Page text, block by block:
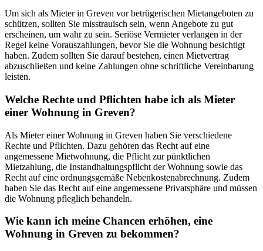
Um sich als Mieter in Greven vor betrügerischen Mietangeboten zu
schützen, sollten Sie misstrauisch sein, wenn Angebote zu gut
erscheinen, um wahr zu sein. Seriöse Vermieter verlangen in der
Regel keine Vorauszahlungen, bevor Sie die Wohnung besichtigt
haben. Zudem sollten Sie darauf bestehen, einen Mietvertrag
abzuschließen und keine Zahlungen ohne schriftliche Vereinbarung
leisten.
Welche Rechte und Pflichten habe ich als Mieter
einer Wohnung in Greven?
Als Mieter einer Wohnung in Greven haben Sie verschiedene
Rechte und Pflichten. Dazu gehören das Recht auf eine
angemessene Mietwohnung, die Pflicht zur pünktlichen
Mietzahlung, die Instandhaltungspflicht der Wohnung sowie das
Recht auf eine ordnungsgemäße Nebenkostenabrechnung. Zudem
haben Sie das Recht auf eine angemessene Privatsphäre und müssen
die Wohnung pfleglich behandeln.
Wie kann ich meine Chancen erhöhen, eine
Wohnung in Greven zu bekommen?